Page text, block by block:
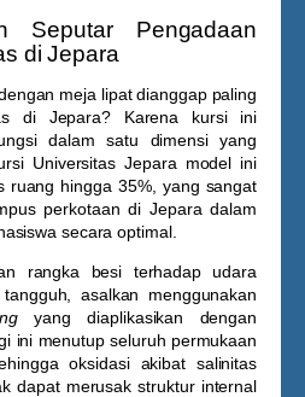
Seputar Pengadaan
di Jepara
meja lipat dianggap paling
di Jepara? Karena kursi ini
dalam satu dimensi yang
Universitas Jepara model ini
ruang hingga 35%, yang sangat
perkotaan di Jepara dalam
secara optimal.
rangka besi terhadap udara
asalkan menggunakan
yang diaplikasikan dengan
ini menutup seluruh permukaan
oksidasi akibat salinitas
dapat merusak struktur internal